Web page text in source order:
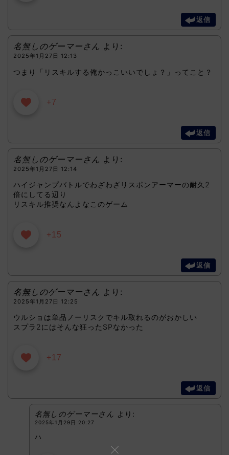
返信
名無しのゲーマーさん より:
2025年1月27日 12:13
つまり「リスキルする俺かっこいいでしょ？」ってこと？
+7
返信
名無しのゲーマーさん より:
2025年1月27日 12:14
ハイジャンプバトルでわざわざリスポンアーマーの耐久2
倍にしてる辺り
リスキル推奨なんよなこのゲーム
+15
返信
名無しのゲーマーさん より:
2025年1月27日 12:25
ウルショは単品ノーリスクでキル取れるのがおかしい
スプラ2にはそんな狂ったSPなかった
+17
返信
名無しのゲーマーさん より:
2025年1月29日 20:27
ハ